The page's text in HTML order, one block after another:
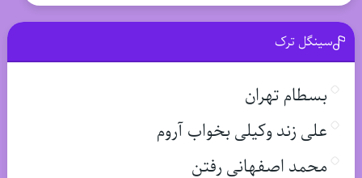
سینگل ترک
بسطام تهران
علی زند وکیلی بخواب آروم
محمد اصفهانی رفتن